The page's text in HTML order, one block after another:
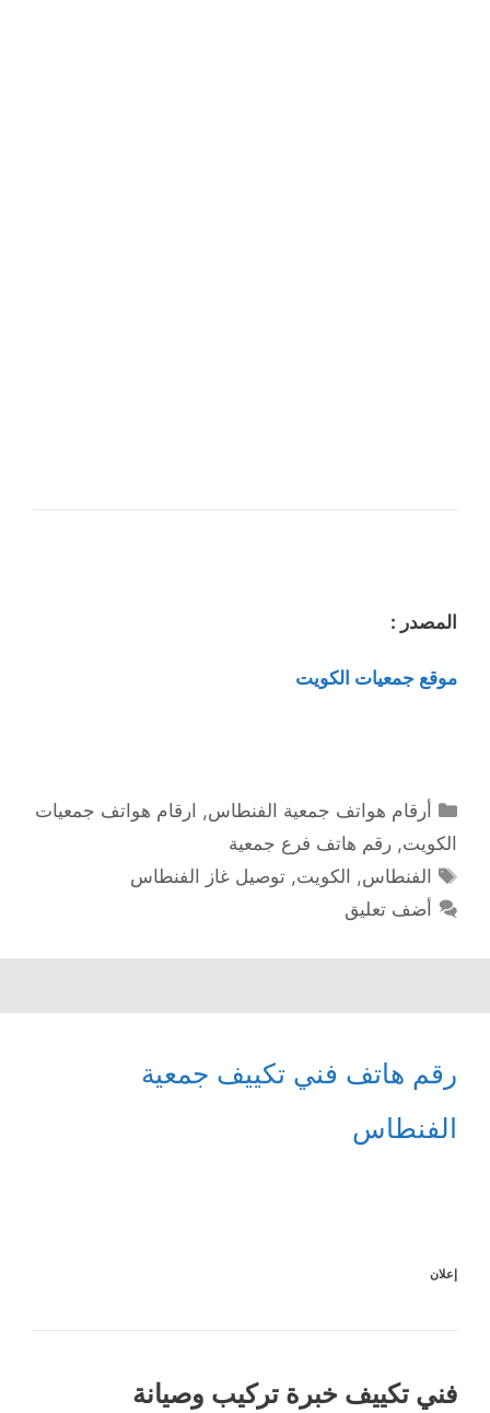
المصدر :
موقع جمعيات الكويت
التصنيفات
أرقام هواتف جمعية الفنطاس, ارقام هواتف جمعيات
الكويت, رقم هاتف فرع جمعية
الوسوم
الفنطاس, الكويت,توصيل غاز الفنطاس
أضف تعليق
رقم هاتف فني تكييف جمعية
الفنطاس
إعلان
فني تكييف خبرة تركيب وصيانة